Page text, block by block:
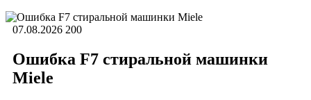
07.08.2026 200
Ошибка F7 стиральной машинки
Miele